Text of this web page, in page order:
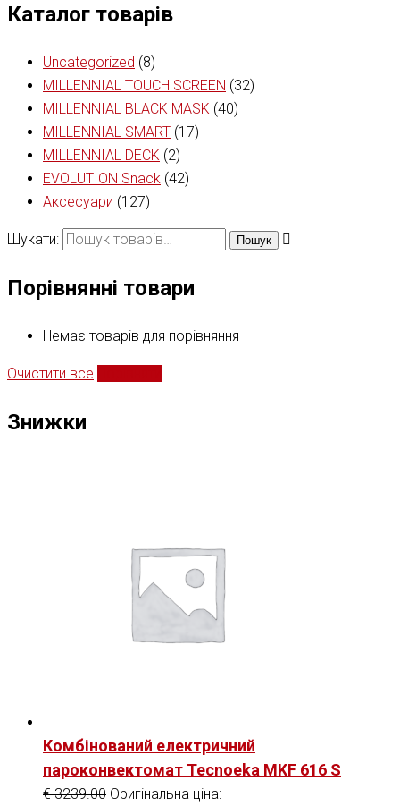
Каталог товарів
Uncategorized (8)
MILLENNIAL TOUCH SCREEN (32)
MILLENNIAL BLACK MASK (40)
MILLENNIAL SMART (17)
MILLENNIAL DECK (2)
EVOLUTION Snack (42)
Аксесуари (127)
Шукати: Пошук
Порівнянні товари
Немає товарів для порівняння
Очистити все
Знижки
Комбінований електричний
пароконвектомат Tecnoeka MKF 616 S
€3239.00 Оригінальна ціна: